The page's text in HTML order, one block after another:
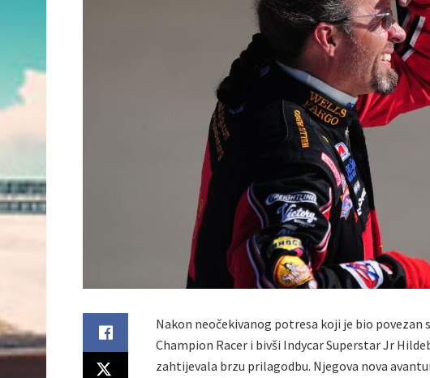
Nakon neočekivanog potresa koji je bio
Champion Racer i bivši Indycar Superstar Jr
zahtijevala brzu prilagodbu. Njegova nova